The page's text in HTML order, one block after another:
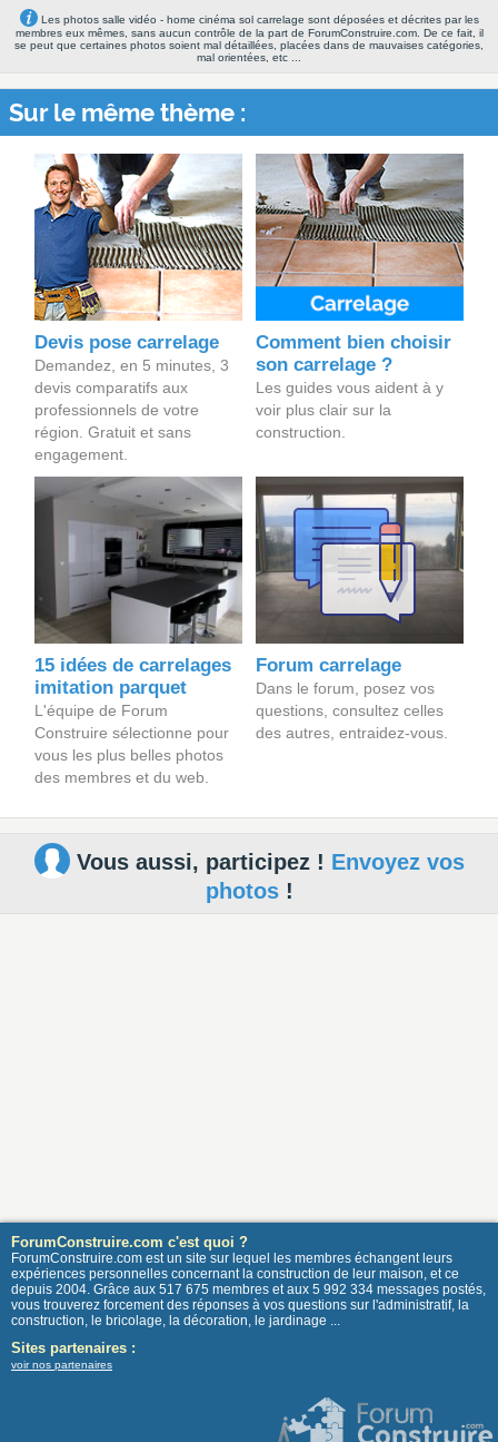
Les photos salle vidéo - home cinéma sol carrelage sont déposées et décrites par les
membres eux mêmes, sans aucun contrôle de la part de ForumConstruire.com. De ce fait, il
se peut que certaines photos soient mal détaillées, placées dans de mauvaises catégories,
mal orientées, etc ...
Sur le même thème :
Devis pose carrelage
Demandez, en 5 minutes, 3
devis comparatifs aux
professionnels de votre
région. Gratuit et sans
engagement.
Comment bien choisir
son carrelage ?
Les guides vous aident à y
voir plus clair sur la
construction.
15 idées de carrelages
imitation parquet
L'équipe de Forum
Construire sélectionne pour
vous les plus belles photos
des membres et du web.
Forum carrelage
Dans le forum, posez vos
questions, consultez celles
des autres, entraidez-vous.
Vous aussi, participez ! Envoyez vos
photos!
ForumConstruire.com c'est quoi ?
ForumConstruire.com est un site sur lequel les membres échangent leurs
expériences personnelles concernant la construction de leur maison, et ce
depuis 2004. Grâce aux 517 675 membres et aux 5 992 334 messages postés,
vous trouverez forcement des réponses à vos questions sur l'administratif, la
construction, le bricolage, la décoration, le jardinage ...
Sites partenaires :
voir nos partenaires